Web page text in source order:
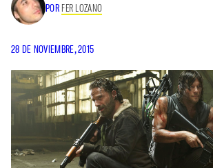
POR FER LOZANO
28 DE NOVIEMBRE, 2015